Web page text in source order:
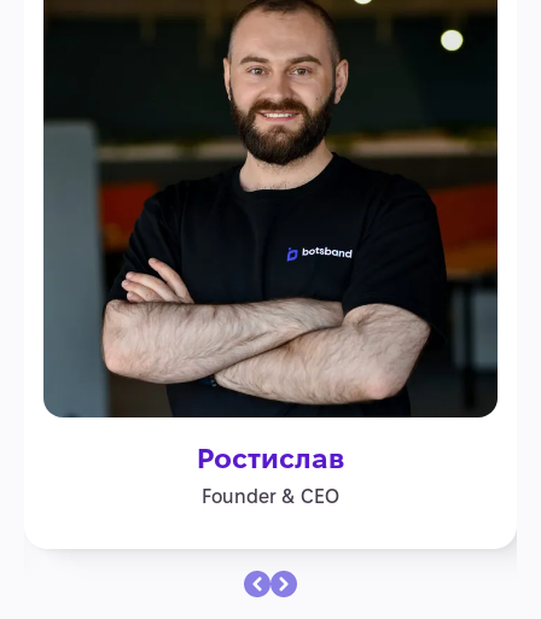
Ростислав
Founder & CEO